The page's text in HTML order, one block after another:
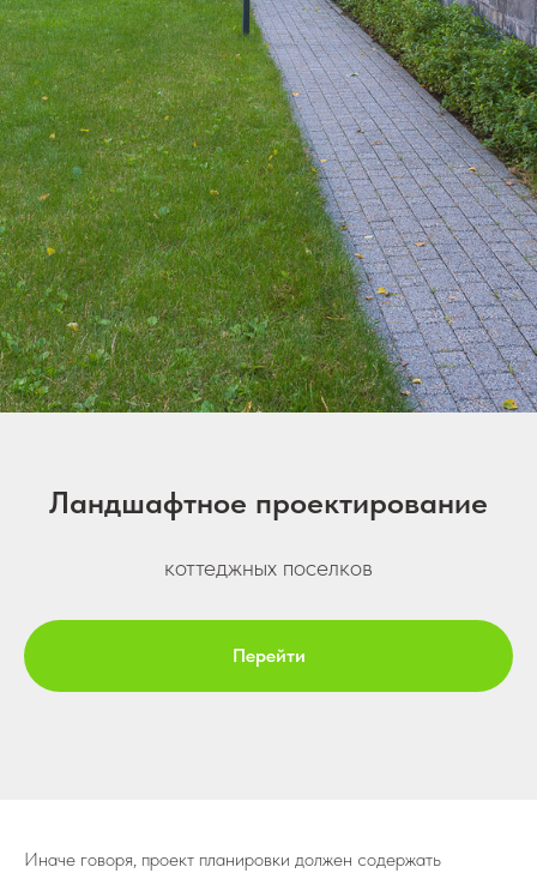
Ландшафтное проектирование
коттеджных поселков
Перейти
Иначе говоря, проект планировки должен содержать